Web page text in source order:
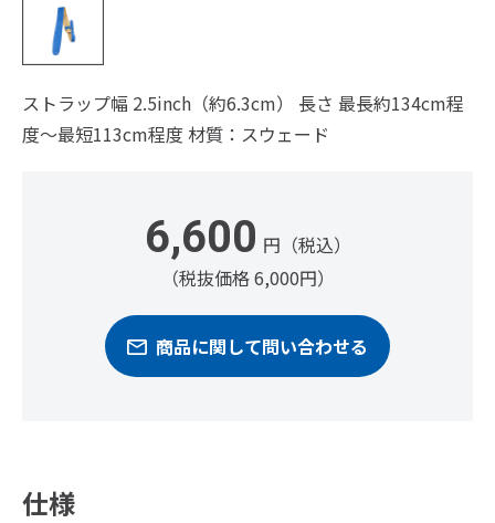
ストラップ幅 2.5inch（約6.3cm） 長さ 最長約134cm程
度～最短113cm程度 材質：スウェード
6,600 円（税込）
（税抜価格 6,000円）
商品に関して問い合わせる
仕様